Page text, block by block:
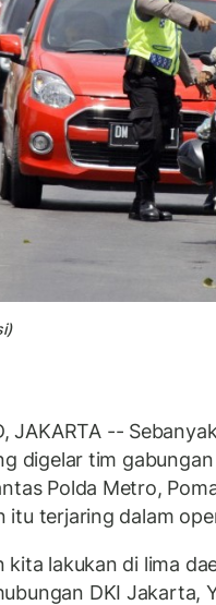
JAKARTA --
digelar tim
Polda Metro,
itu terjaring dalam
lakukan di lima
DKI Jakarta,